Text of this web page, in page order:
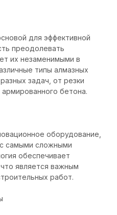
для эффективной
преодолевать
их незаменимыми в
типы алмазных
задач, от резки
бетона.
оборудование,
самыми сложными
обеспечивает
является важным
работ.